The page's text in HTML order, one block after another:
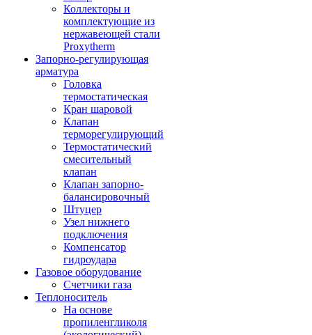
Коллекторы и
комплектующие из
нержавеющей стали
Proxytherm
Запорно-регулирующая
арматура
Головка
термостатическая
Кран шаровой
Клапан
терморегулирующий
Термостатический
смесительный
клапан
Клапан запорно-
балансировочный
Штуцер
Узел нижнего
подключения
Компенсатор
гидроудара
Газовое оборудование
Счетчики газа
Теплоноситель
На основе
пропиленгликоля